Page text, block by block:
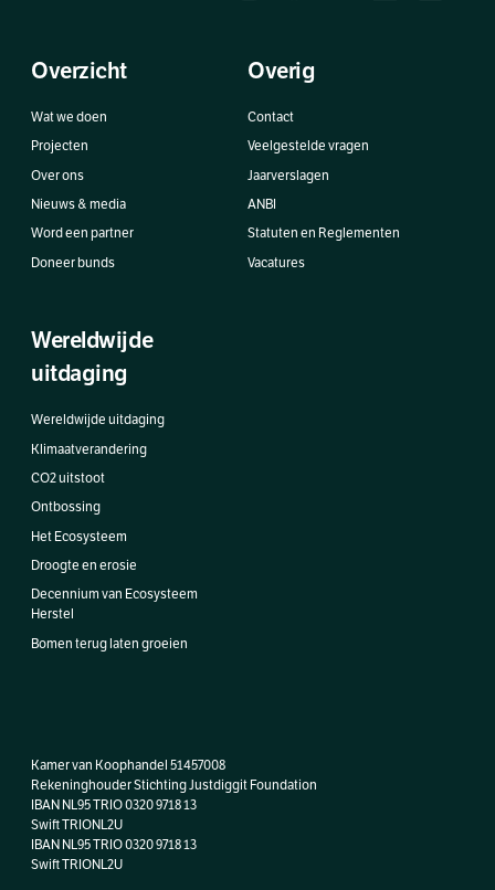
Overzicht
Wat we doen
Projecten
Over ons
Nieuws & media
Word een partner
Doneer bunds
Overig
Contact
Veelgestelde vragen
Jaarverslagen
ANBI
Statuten en Reglementen
Vacatures
Wereldwijde
uitdaging
Wereldwijde uitdaging
Klimaatverandering
CO2 uitstoot
Ontbossing
Het Ecosysteem
Droogte en erosie
Decennium van Ecosysteem
Herstel
Bomen terug laten groeien
Kamer van Koophandel 51457008
Rekeninghouder Stichting Justdiggit Foundation
IBAN NL95 TRIO 0320 9718 13
Swift TRIONL2U
IBAN NL95 TRIO 0320 9718 13
Swift TRIONL2U